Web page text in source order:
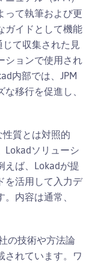
って執筆および更
ガイドとして機能
じて収集された見
ションで使用され
内部では、JPM
移行を促進し、
質とは対照的
Lokadソリューシ
えば、Lokadが提
を活用して入力デ
内容は通常、
の技術や方法論
されています。ワ